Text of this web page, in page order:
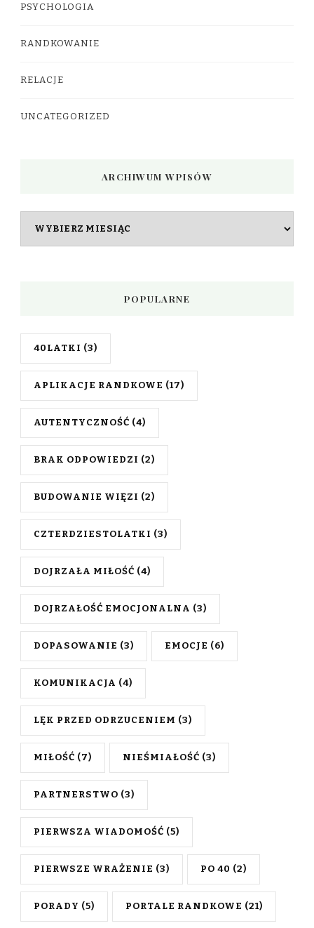
PSYCHOLOGIA
RANDKOWANIE
RELACJE
UNCATEGORIZED
ARCHIWUM WPISÓW
POPULARNE
40LATKI (3)
APLIKACJE RANDKOWE (17)
AUTENTYCZNOŚĆ (4)
BRAK ODPOWIEDZI (2)
BUDOWANIE WIĘZI (2)
CZTERDZIESTOLATKI (3)
DOJRZAŁA MIŁOŚĆ (4)
DOJRZAŁOŚĆ EMOCJONALNA (3)
DOPASOWANIE (3) EMOCJE (6)
KOMUNIKACJA (4)
LĘK PRZED ODRZUCENIEM (3)
MIŁOŚĆ (7) NIEŚMIAŁOŚĆ (3)
PARTNERSTWO (3)
PIERWSZA WIADOMOŚĆ (5)
PIERWSZE WRAŻENIE (3) PO 40 (2)
PORADY (5) PORTALE RANDKOWE (21)